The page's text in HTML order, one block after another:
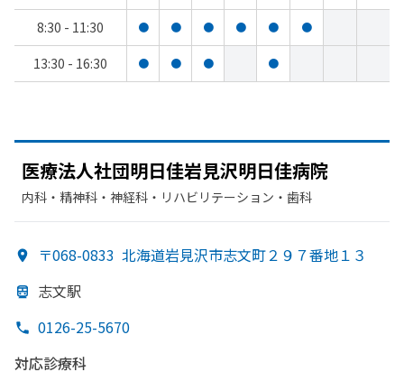
8:30 - 11:30 ● ● ● ● ● ●
13:30 - 16:30 ● ● ● ●
医療法人社団明日佳岩見沢明日佳病院
内科・​精神科・神経科・​リハビリテーション・​歯科
〒068-0833 北海道岩見沢市志文町２９７番地１３
志文駅
0126-25-5670
対応診療科